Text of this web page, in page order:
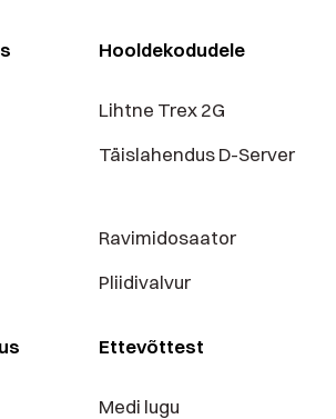
Hooldekodudele
Lihtne Trex 2G
Täislahendus D-Server
Ravimidosaator
Pliidivalvur
Ettevõttest
Medi lugu